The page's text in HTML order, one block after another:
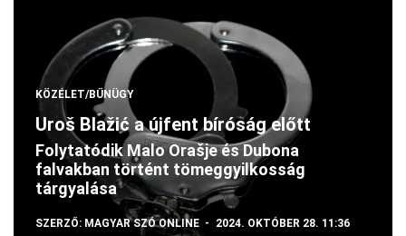
KÖZÉLET/BŰNÜGY
Uroš Blažić a újfent bíróság előtt
Folytatódik Malo Orašje és Dubona
falvakban történt tömeggyilkosság
tárgyalása
SZERZŐ: MAGYAR SZÓ ONLINE 2024. OKTÓBER 28. 11:36